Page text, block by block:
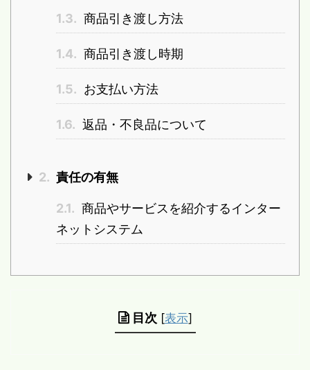
1.3. 商品引き渡し方法
1.4. 商品引き渡し時期
1.5. お支払い方法
1.6. 返品・不良品について
2. 責任の有無
2.1. 商品やサービスを紹介するインター
ネットシステム
目次 [表示]